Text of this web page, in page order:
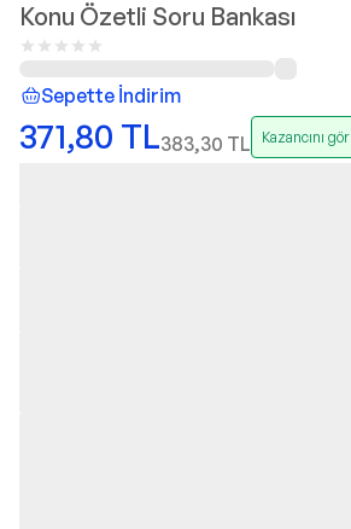
Konu Özetli Soru Bankası
Sepette İndirim
371,80 TL383,30 TL Kazancını gör